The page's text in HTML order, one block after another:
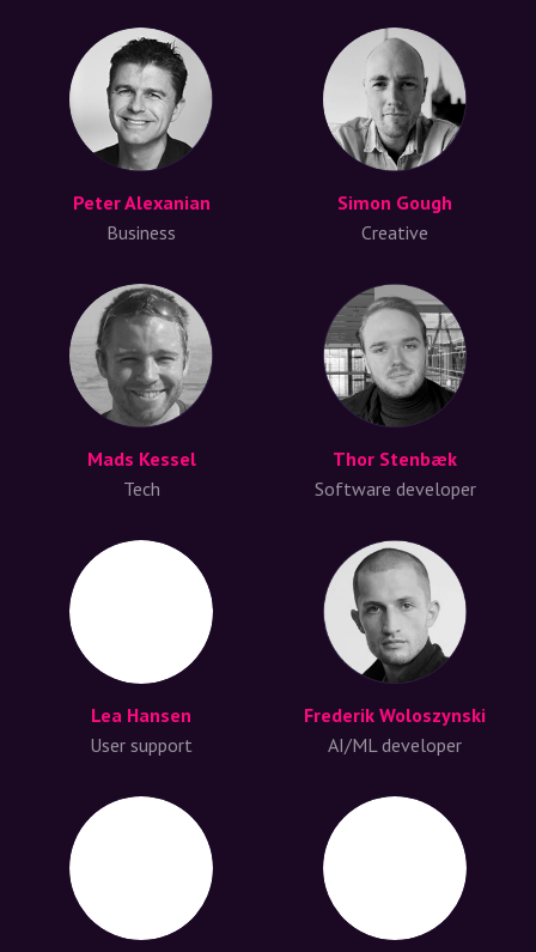
Peter Alexanian
Business
Simon Gough
Creative
Mads Kessel
Tech
Thor Stenbæk
Software developer
Lea Hansen
User support
Frederik Woloszynski
AI/ML developer